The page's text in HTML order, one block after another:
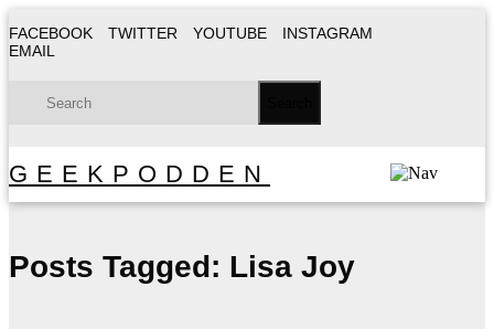
FACEBOOK TWITTER YOUTUBE
INSTAGRAM
EMAIL
GEEKPODDEN
Posts Tagged: Lisa Joy